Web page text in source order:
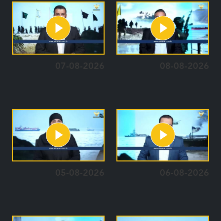
08-08-2026
07-08-2026
06-08-2026
05-08-2026